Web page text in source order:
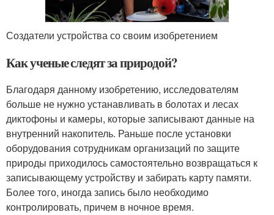
Создатели устройства со своим изобретением
Как ученые следят за природой?
Благодаря данному изобретению, исследователям
больше не нужно устанавливать в болотах и лесах
диктофоны и камеры, которые записывают данные на
внутренний накопитель. Раньше после установки
оборудования сотрудникам организаций по защите
природы приходилось самостоятельно возвращаться к
записывающему устройству и забирать карту памяти.
Более того, иногда запись было необходимо
контролировать, причем в ночное время.